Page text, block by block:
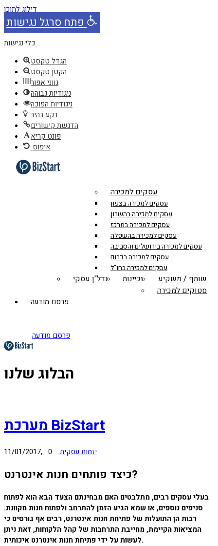
דילוג לתוכן
פתח סרגל נגישות
כלי נגישות
הגדל טקסט
הקטן טקסט
גווני אפור
ניגודיות גבוהה
ניגודיות הפוכה
רקע בהיר
הדגשת קישורים
פונט קריא
איפוס
עסקים למכירה
עסקים למכירה בצפון
עסקים למכירה בהשרון
עסקים למכירה במרכז
עסקים למכירה בהשפלה
עסקים למכירה בירושלים והסביבה
עסקים למכירה בדרום
עסקים למכירה בחו"ל
שותף / משקיע זכיינות
נדל"ן עסקי
סטוקים למכירה
פרסם מודעה
פרסם מודעה
הבלוג שלנו
מערכת BizStart
11/01/2017, יזמות עסקית 0
כיצד פותחים חנות אינטרנט?
בעלי עסקים רבים, מתלבטים האם מבחינתם הצעד הבא הוא לפתוח
סניפים נוספים, או שמא הגיע הזמן להתרחב ולפתוח חנות מקוונת.
רבות הן התועלות של פתיחת חנות אינטרנט, רבים אף גורסים כי
המציאות הקיימת, מחייבת התרחבות של קהל הלקוחות, זאת ניתן
לעשות על ידי פתיחת חנות אינטרנט איכותית.